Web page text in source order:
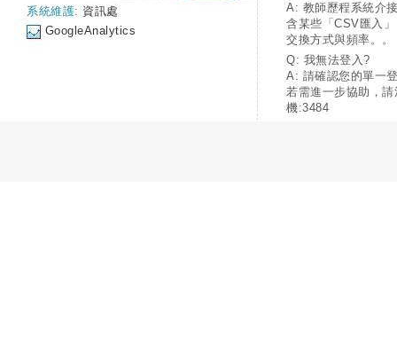
系統維護: 資訊處
GoogleAnalytics
A: 教師歷程系統介
含某些「CSV匯入
交換方式與頻率。。
Q: 我無法登入?
A: 請確認您的單一
若需進一步協助，
機:3484